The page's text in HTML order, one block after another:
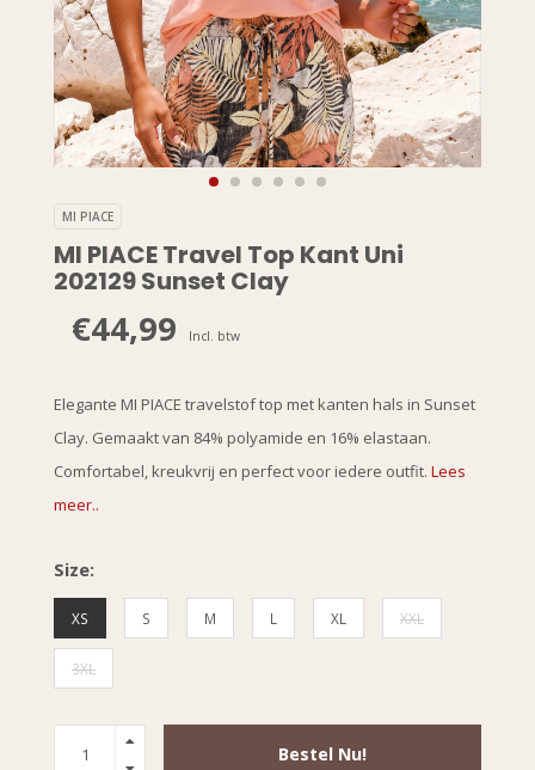
MI PIACE
MI PIACE Travel Top Kant Uni
202129 Sunset Clay
€44,99 Incl. btw
Elegante MI PIACE travelstof top met kanten hals in Sunset
Clay. Gemaakt van 84% polyamide en 16% elastaan.
Comfortabel, kreukvrij en perfect voor iedere outfit. Lees
meer..
Size:
XS S M L XL XXL
3XL
Bestel Nu!